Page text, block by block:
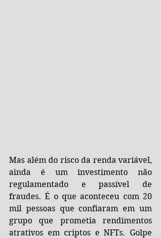
Mas além do risco da renda variável,
ainda é um investimento não
regulamentado e passível de
fraudes. É o que aconteceu com 20
mil pessoas que confiaram em um
grupo que prometia rendimentos
atrativos em criptos e NFTs. Golpe